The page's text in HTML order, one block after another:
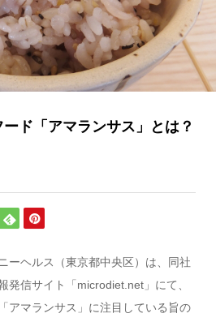
ド「アマランサス」とは？
ーヘルス（東京都中央区）は、同社
発信サイト「microdiet.net」にて、
アマランサス」に注目している旨の